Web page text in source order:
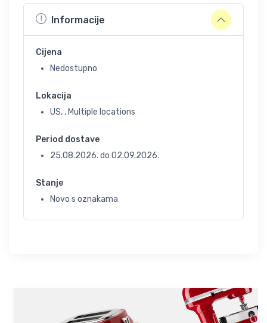
Informacije
Cijena
Nedostupno
Lokacija
US, , Multiple locations
Period dostave
25.08.2026. do 02.09.2026.
Stanje
Novo s oznakama